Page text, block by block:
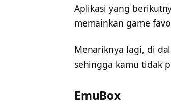
Aplikasi yang
memainkan game
Menariknya lagi, di
sehingga kamu tidak
EmuBox